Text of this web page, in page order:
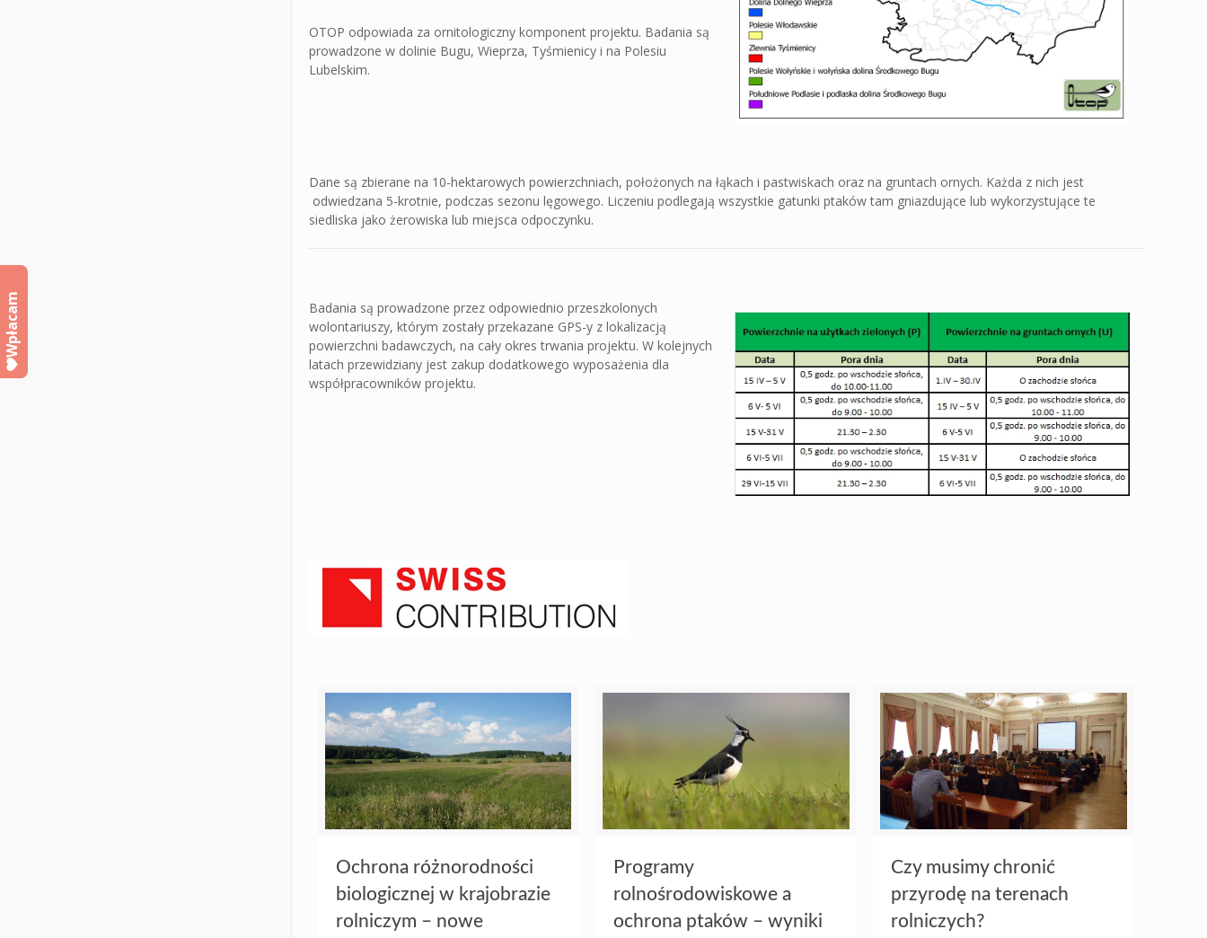
OTOP odpowiada za ornitologiczny komponent projektu. Badania są
prowadzone w dolinie Bugu, Wieprza, Tyśmienicy i na Polesiu
Lubelskim.
Dane są zbierane na 10-hektarowych powierzchniach, położonych na łąkach i pastwiskach oraz na gruntach ornych. Każda z nich jest
odwiedzana 5-krotnie, podczas sezonu lęgowego. Liczeniu podlegają wszystkie gatunki ptaków tam gniazdujące lub wykorzystujące te
siedliska jako żerowiska lub miejsca odpoczynku.
Badania są prowadzone przez odpowiednio przeszkolonych
wolontariuszy, którym zostały przekazane GPS-y z lokalizacją
powierzchni badawczych, na cały okres trwania projektu. W kolejnych
latach przewidziany jest zakup dodatkowego wyposażenia dla
współpracowników projektu.
Ochrona różnorodności
biologicznej w krajobrazie
rolniczym – nowe
Programy
rolnośrodowiskowe a
ochrona ptaków – wyniki
Czy musimy chronić
przyrodę na terenach
rolniczych?
Wpłacam